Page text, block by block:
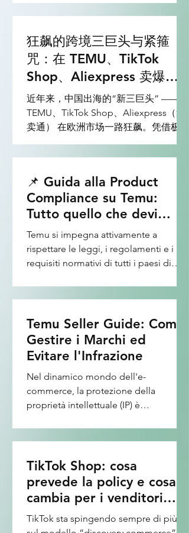
等）”被扣留，千万不要惊慌或者选择
和补救的窗口期（通常为 10-20 个工作
日）。如果处理得当，货物完全有机会
重新放行。以下是作为跨境卖家需要立
即执行的紧急申诉与补救“四步法”： 🚨
第一步：立即联系货代与海关，索取官
方扣留通知书（Holding Notice） 发现
货物状态异常后，第一件事是让你的货
信（Notification of Detention / Non-
清楚海关扣货的确切法律依据（Reason
for Detention）。 搞清两个概念： 标
签不合格（Labeling Non-
标志、欧代信息、或者电池回收标识。
实质不合格（Substantive Non-
compliance）： 海关怀疑产品有安全
狂飙的跨境三巨头与紧箍
咒：在 TEMU、TikTok
Shop、Aliexpress 卖爆欧
洲，你必须懂的合规红线
近年来，中国出海的“新三巨头” ——
TEMU、TikTok Shop、Aliexpress（速
卖通） 在欧洲市场一路狂飙。凭借极致
中国卖家在欧洲赚得盆满钵满。 然而，
为全球对消费者保护、产品安全和环保
要求最严苛的市场之一，正在联合各大
平台对“三无产品”发起前所未有的围
《数字服务法》（DSA）对某头部平台
开出了数亿欧元的巨额罚单，原因就是
其未能有效阻止不合规、不安全的产品
TEMU 的全托管/半托管，还是在
是速卖通的老牌玩家，“合规”已经不是
选择题，而是决定你店铺生死存亡的必
答题。 今天这篇干货，就为你彻底拆解
传的六大核心合规通行证。 🛑 第一板
块：电子电气产品的“欧洲通行证” ——
CE 家族 在欧盟，只要你的产品带电
的），基本上都逃不开 CE（European
📌 Guida alla Product
Compliance su Temu:
Tutto quello che devi
sapere per vendere in
sicurezza
Temu si impegna attivamente a
rispettare le leggi, i regolamenti e i
requisiti normativi di tutti i paesi di
consumatori sono priorità assolute.
Cosa succede in caso di prodotti non
conformi? Temu si riserva il diritto di
adottare una serie di misure correttive
e restrittive, che includono (ma non si
limitano a): Rispondere
tempestivamente alle richieste dell
Temu Seller Guide: Come
Gestire i Marchi ed
Evitare l'Infrazione
Nel dinamico mondo dell'e-
commerce, la protezione della
proprietà intellettuale (IP) è
un marchio e come utilizzarlo
correttamente è il primo passo per
evitare la rimozione dei prodotti o
sanzioni più gravi. Cos'è un Marchio e
perché è importante? Un marchio è
TikTok Shop: cosa
prevede la policy e cosa
cambia per i venditori
italiani
TikTok sta spingendo sempre di più